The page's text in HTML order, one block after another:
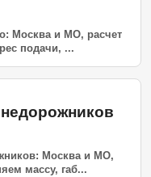
Москва и МО, расчет
подачи, ...
Москва и МО,
массу, габ...